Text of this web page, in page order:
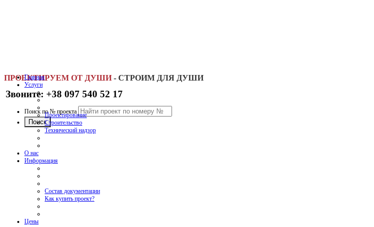
ПРОЕКТИРУЕМ ОТ ДУШИ - СТРОИМ ДЛЯ ДУШИ
Звоните: +38 097 540 52 17
Поиск по № проекта
Главная
Услуги
Проектирование
Строительство
Технический надзор
О нас
Информация
Состав документации
Как купить проект?
Цены